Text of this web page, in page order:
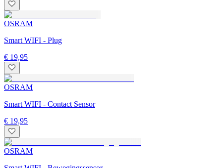
OSRAM
Smart WIFI - Plug
€ 19,95
OSRAM
Smart WIFI - Contact Sensor
€ 19,95
OSRAM